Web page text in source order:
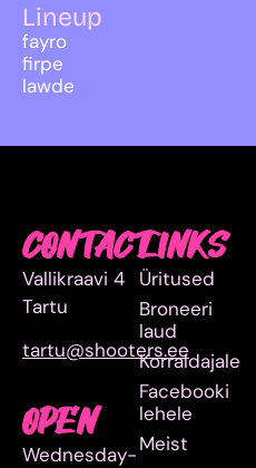
Lineup
fayro
firpe
lawde
CONTACT
Vallikraavi 4
Tartu
tartu@shooters.ee
OPEN
Wednesday-
LINKS
Üritused
Broneeri
laud
Korraldajale
Facebooki
lehele
Meist